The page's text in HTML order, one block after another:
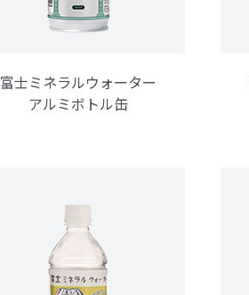
富士ミネラルウォーター
アルミボトル缶